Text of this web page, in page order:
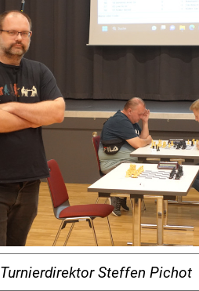
Turnierdirektor Steffen Pichot